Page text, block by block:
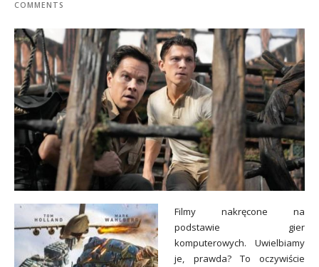
COMMENTS
Filmy nakręcone na
podstawie gier
komputerowych. Uwielbiamy
je, prawda? To oczywiście